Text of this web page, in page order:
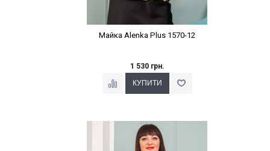
Майка Alenka Plus 1570-12
1 530 грн.
Наклейки Варіант з %